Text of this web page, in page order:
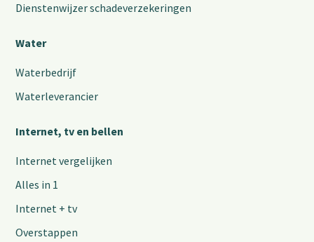
Dienstenwijzer schadeverzekeringen
Water
Waterbedrijf
Waterleverancier
Internet, tv en bellen
Internet vergelijken
Alles in 1
Internet + tv
Overstappen